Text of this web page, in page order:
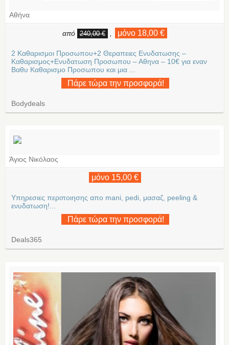
Αθήνα
από 240,00 € μόνο 18,00 €
2 Καθαρισμοι Προσωπου+2 Θεραπειες Ενυδατωσης –
Καθαρισμος+Ενυδατωση Προσωπου – Αθηνα – 10€ για εναν
Βαθυ Καθαρισμο Προσωπου και μια ...
Πάρε τώρα την προσφορά!
Bodydeals
Άγιος Νικόλαος
μόνο 15,00 €
Υπηρεσιες περιποιησης απο mani, pedi, μασαζ, peeling &
ενυδατωση!...
Πάρε τώρα την προσφορά!
Deals365